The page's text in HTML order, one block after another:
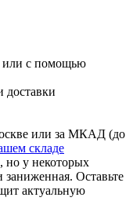
или с помощью
доставки
или за МКАД (до
складе
но у некоторых
заниженная. Оставьте
актуальную